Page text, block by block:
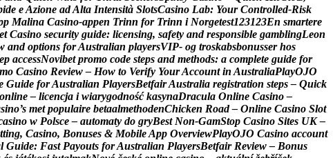
ide eAzione adAlta Intensità SlotsCasino Lab: Your Controlled‑Risk
p Malina Casino-appen Trinn for Trinn i Norgetest123123En smartere
et Casino security guide: licensing, safety and responsible gamblingLeon
and options forAustralian playersVIP- og troskabsbonusser hos
ep accessNovibet promo code steps and methods: a complete guide for
mo Casino Review – How to Verify YourAccount in AustraliaPlayOJO
Guide forAustralian PlayersBetfairAustralia registration steps – Quick
online – licencja i wiarygodność kasynaDracula Online Casino –
sino’s met populaire betaalmethodenChicken Road – Online Casino Slot
asino w Polsce – automaty do gryBest Non-GamStop Casino Sites UK –
tting, Casino, Bonuses & MobileApp OverviewPlayOJO Casino account
l Guide: Fast Payouts forAustralian PlayersBetfair Review – Bonus